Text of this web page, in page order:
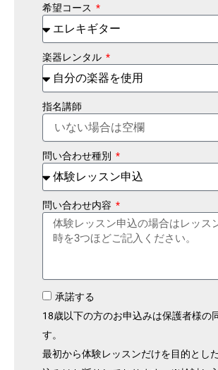
希望コース
楽器レンタル
指名講師
問い合わせ種別
問い合わせ内容
承諾する
18歳以下の方のお申込みは保護者様の
す。
最初から体験レッスンだけを目的とし